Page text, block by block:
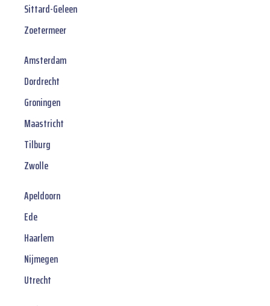
Sittard-Geleen
Zoetermeer
Amsterdam
Dordrecht
Groningen
Maastricht
Tilburg
Zwolle
Apeldoorn
Ede
Haarlem
Nijmegen
Utrecht